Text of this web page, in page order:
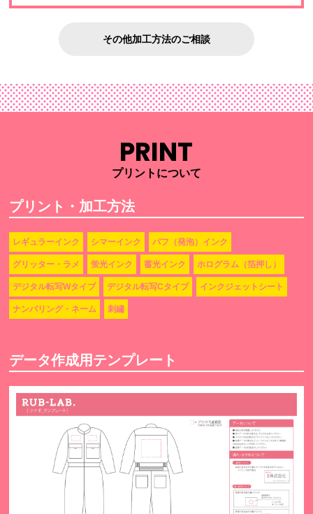
その他加工方法のご相談
PRINT
プリントについて
プリント・加工方法
レギュラーインク シマーインク パフ（発泡）インク
グリッター・ラメ 蛍光インク 蓄光インク ホログラム（箔押し）
デジタル転写Wタイプ デジタル転写Cタイプ インクジェットシート
ナンバリング・ネーム 刺繡
データ作成用テンプレート